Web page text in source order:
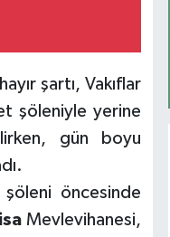
şartı, Vakıflar
şöleniyle yerine
gün boyu
şöleni öncesinde
Mevlevihanesi,